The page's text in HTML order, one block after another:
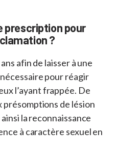
prescription pour
?
afin de laisser à une
pour réagir
l’ayant frappée. De
présomptions de lésion
la reconnaissance
à caractère sexuel en